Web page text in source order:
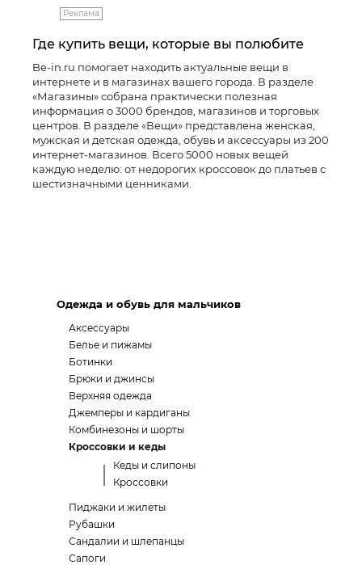
Реклама
Где купить вещи, которые вы полюбите
Be-in.ru помогает находить актуальные вещи в
интернете и в магазинах вашего города. В разделе
«Магазины» собрана практически полезная
информация о 3000 брендов, магазинов и торговых
центров. В разделе «Вещи» представлена женская,
мужская и детская одежда, обувь и аксессуары из 200
интернет-магазинов. Всего 5000 новых вещей
каждую неделю: от недорогих кроссовок до платьев с
шестизначными ценниками.
Одежда и обувь для мальчиков
Аксессуары
Белье и пижамы
Ботинки
Брюки и джинсы
Верхняя одежда
Джемперы и кардиганы
Комбинезоны и шорты
Кроссовки и кеды
Кеды и слипоны
Кроссовки
Пиджаки и жилеты
Рубашки
Сандалии и шлепанцы
Сапоги